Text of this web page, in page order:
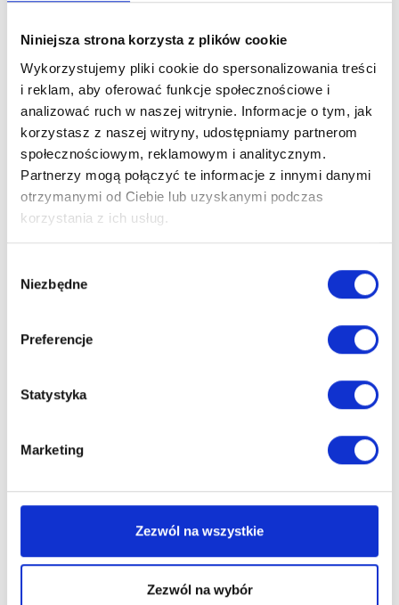
Niniejsza strona korzysta z plików cookie
Wykorzystujemy pliki cookie do spersonalizowania treści
i reklam, aby oferować funkcje społecznościowe i
analizować ruch w naszej witrynie. Informacje o tym, jak
korzystasz z naszej witryny, udostępniamy partnerom
społecznościowym, reklamowym i analitycznym.
Partnerzy mogą połączyć te informacje z innymi danymi
otrzymanymi od Ciebie lub uzyskanymi podczas
korzystania z ich usług.
zgody
Niezbędne
Preferencje
Statystyka
Marketing
Zezwól na wszystkie
Zezwól na wybór
wypoczynku.
Zapewnia trwałość i funkcjonalność przez wiele sezonów
oraz długich spotkań.
Eliminuje problem nietrwałych, wymagających częstej
konserwacji mebli drewnianych czy innych mniej trwałych
mebli ogrodowych.
Jest odporny na warunki atmosferyczne i łatwy w
utrzymaniu.
Łączy estetykę polywood z trwałością aluminium i
kompozytu.
Zastosowanie
w ogrodzie jako centralna strefa relaksu,
przy basenie,
Najważniejsze zalety
ze stosunkowo niewielką wagą, co ułatwia przestawianie mebli.
Odporność na warunki atmosferyczne:
materiały są przystosowane do użytkowania zewnętrznego –